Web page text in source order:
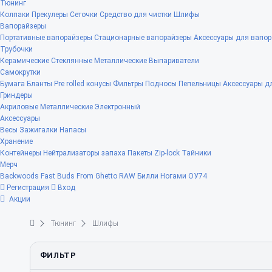
Тюнинг
Колпаки Прекулеры Сеточки Средство для чистки Шлифы
Вапорайзеры
Портативные вапорайзеры Стационарные вапорайзеры Аксессуары для
Трубочки
Керамические Стеклянные Металлические Выпариватели
Самокрутки
Бумага Бланты Pre rolled конусы Фильтры Подносы Пепельницы Аксессуары
Гриндеры
Акриловые Металлические Электронный
Аксессуары
Весы Зажигалки Напасы
Хранение
Контейнеры Нейтрализаторы запаха Пакеты Zip-lock Тайники
Мерч
Backwoods Fast Buds From Ghetto RAW Билли Ногами ОУ74
Регистрация
Вход
Акции
Тюнинг Шлифы
ФИЛЬТР